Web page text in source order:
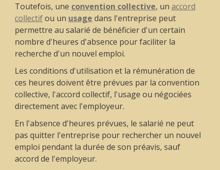
Toutefois, une convention collective, un accord
collectifou un usage dans l'entreprise peut
permettre au salarié de bénéficier d'un certain
nombre d'heures d'absence pour faciliter la
recherche d'un nouvel emploi.
Les conditions d'utilisation et la rémunération de
ces heures doivent être prévues par la convention
collective, l'accord collectif, l'usage ou négociées
directement avec l'employeur.
En l'absence d'heures prévues, le salarié ne peut
pas quitter l'entreprise pour rechercher un nouvel
emploi pendant la durée de son préavis, sauf
accord de l'employeur.